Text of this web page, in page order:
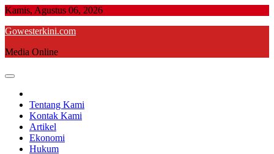
Skip
content
Kamis, Agustus 06, 2026
Gowesterkini.com
Media Online
Tentang Kami
Kontak Kami
Artikel
Ekonomi
Hukum